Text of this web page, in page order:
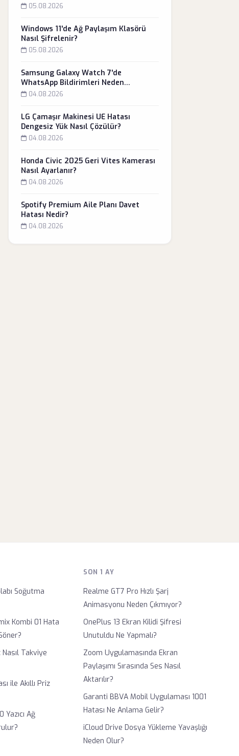
05.08.2026
Windows 11'de Ağ Paylaşım Klasörü
Nasıl Şifrelenir?
05.08.2026
Samsung Galaxy Watch 7'de
WhatsApp Bildirimleri Neden
Gelmiyor?
04.08.2026
LG Çamaşır Makinesi UE Hatası
Dengesiz Yük Nasıl Çözülür?
04.08.2026
Honda Civic 2025 Geri Vites Kamerası
Nasıl Ayarlanır?
04.08.2026
Spotify Premium Aile Planı Davet
Hatası Nedir?
04.08.2026
Soğutma
Kombi 01 Hata
Takviye
ile Akıllı Priz
Yazıcı Ağ
SON 1 AY
Realme GT7 Pro Hızlı Şarj
Animasyonu Neden Çıkmıyor?
OnePlus 13 Ekran Kilidi Şifresi
Unutuldu Ne Yapmalı?
Zoom Uygulamasında Ekran
Paylaşımı Sırasında Ses Nasıl
Aktarılır?
Garanti BBVA Mobil Uygulaması 1001
Hatası Ne Anlama Gelir?
iCloud Drive Dosya Yükleme Yavaşlığı
Neden Olur?